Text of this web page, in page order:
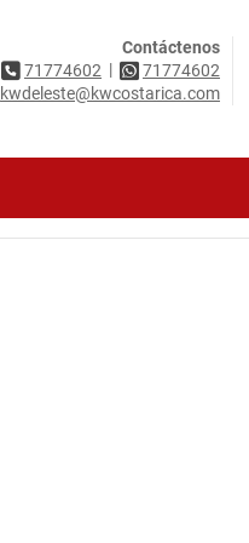
Contáctenos
71774602 |
71774602
kwdeleste@kwcostarica.com